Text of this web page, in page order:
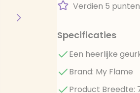
Verdien 5
Specificaties
Een heerlijke
Brand: My Flame
Product Breedte: